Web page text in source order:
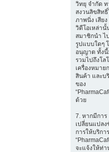
วิทยุ จำกัด ท
สงวนลิขสิท
ภาพนิ่ง เสีย
วิดีโอเหล่า
สมาชิกนำ ไ
รูปแบบใดๆ
อนุญาต ทั้ง
รวมไปถึงโล
เครื่องหมาย
สินค้า และบ
ของ
ด้วย
7. หากมีการ
เปลี่ยนแปล
การให้บริการ
จะแจ้งให้ท่